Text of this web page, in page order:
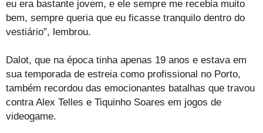
eu era bastante jovem, e ele sempre me recebia muito
bem, sempre queria que eu ficasse tranquilo dentro do
vestiário”, lembrou.
Dalot, que na época tinha apenas 19 anos e estava em
sua temporada de estreia como profissional no Porto,
também recordou das emocionantes batalhas que travou
contra Alex Telles e Tiquinho Soares em jogos de
videogame.